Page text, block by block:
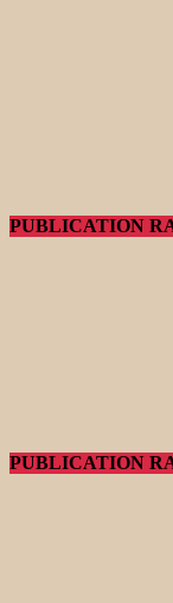
PUBLICATION
PUBLICATION